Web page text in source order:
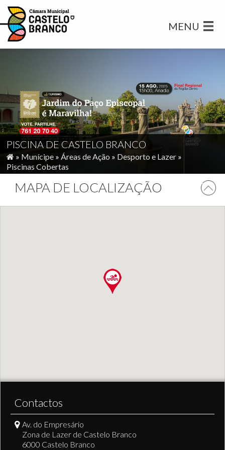
MENU
PISCINA DE CASTELO BRANCO
» Munícipe » Áreas de Ação » Desporto e Lazer »
Piscinas Cobertas
MAPA DE LOCALIZAÇÃO
Contactos
Av. do Empresário
Zona de Lazer de Castelo Branco
6000 Castelo Branco